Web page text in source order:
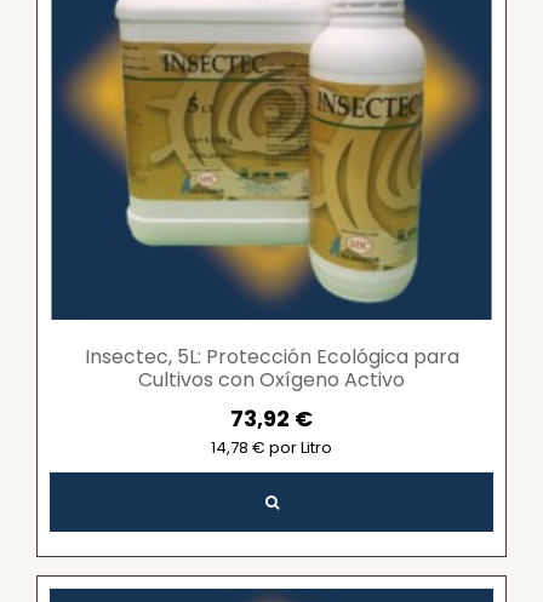
Insectec, 5L: Protección Ecológica para
Cultivos con Oxígeno Activo
73,92 €
14,78 € por Litro